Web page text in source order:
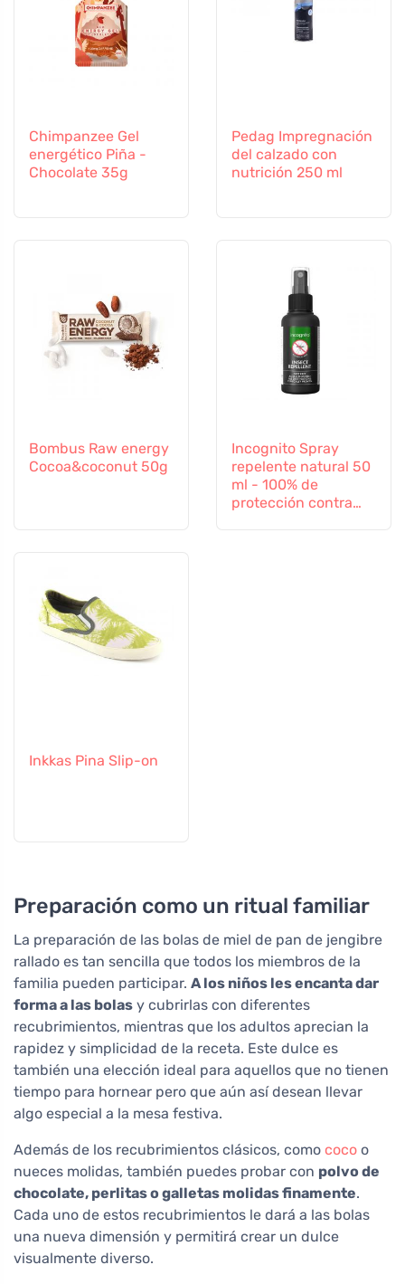
Chimpanzee Gel
energético Piña -
Chocolate 35g
Pedag Impregnación
del calzado con
nutrición 250 ml
Bombus Raw energy
Cocoa&coconut 50g
Incognito Spray
repelente natural 50
ml - 100% de
protección contra
Inkkas Pina Slip-on
Preparación como un ritual familiar
La preparación de las bolas de miel de pan de jengibre
rallado es tan sencilla que todos los miembros de la
familia pueden participar. A los niños les encanta dar
forma a las bolas y cubrirlas con diferentes
recubrimientos, mientras que los adultos aprecian la
rapidez y simplicidad de la receta. Este dulce es
también una elección ideal para aquellos que no tienen
tiempo para hornear pero que aún así desean llevar
algo especial a la mesa festiva.
Además de los recubrimientos clásicos, como coco o
nueces molidas, también puedes probar con polvo de
chocolate, perlitas o galletas molidas finamente.
Cada uno de estos recubrimientos le dará a las bolas
una nueva dimensión y permitirá crear un dulce
visualmente diverso.